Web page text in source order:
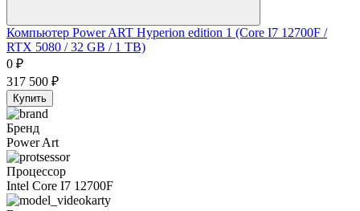
Компьютер Power ART Hyperion edition 1 (Core I7 12700F /
RTX 5080 / 32 GB / 1 TB)
0 ₽
317 500 ₽
Купить
Бренд
Power Art
Процессор
Intel Core I7 12700F